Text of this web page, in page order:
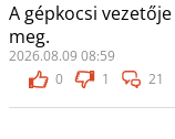
A gépkocsi
meg.
2026.08.09 08:59
0
1 21